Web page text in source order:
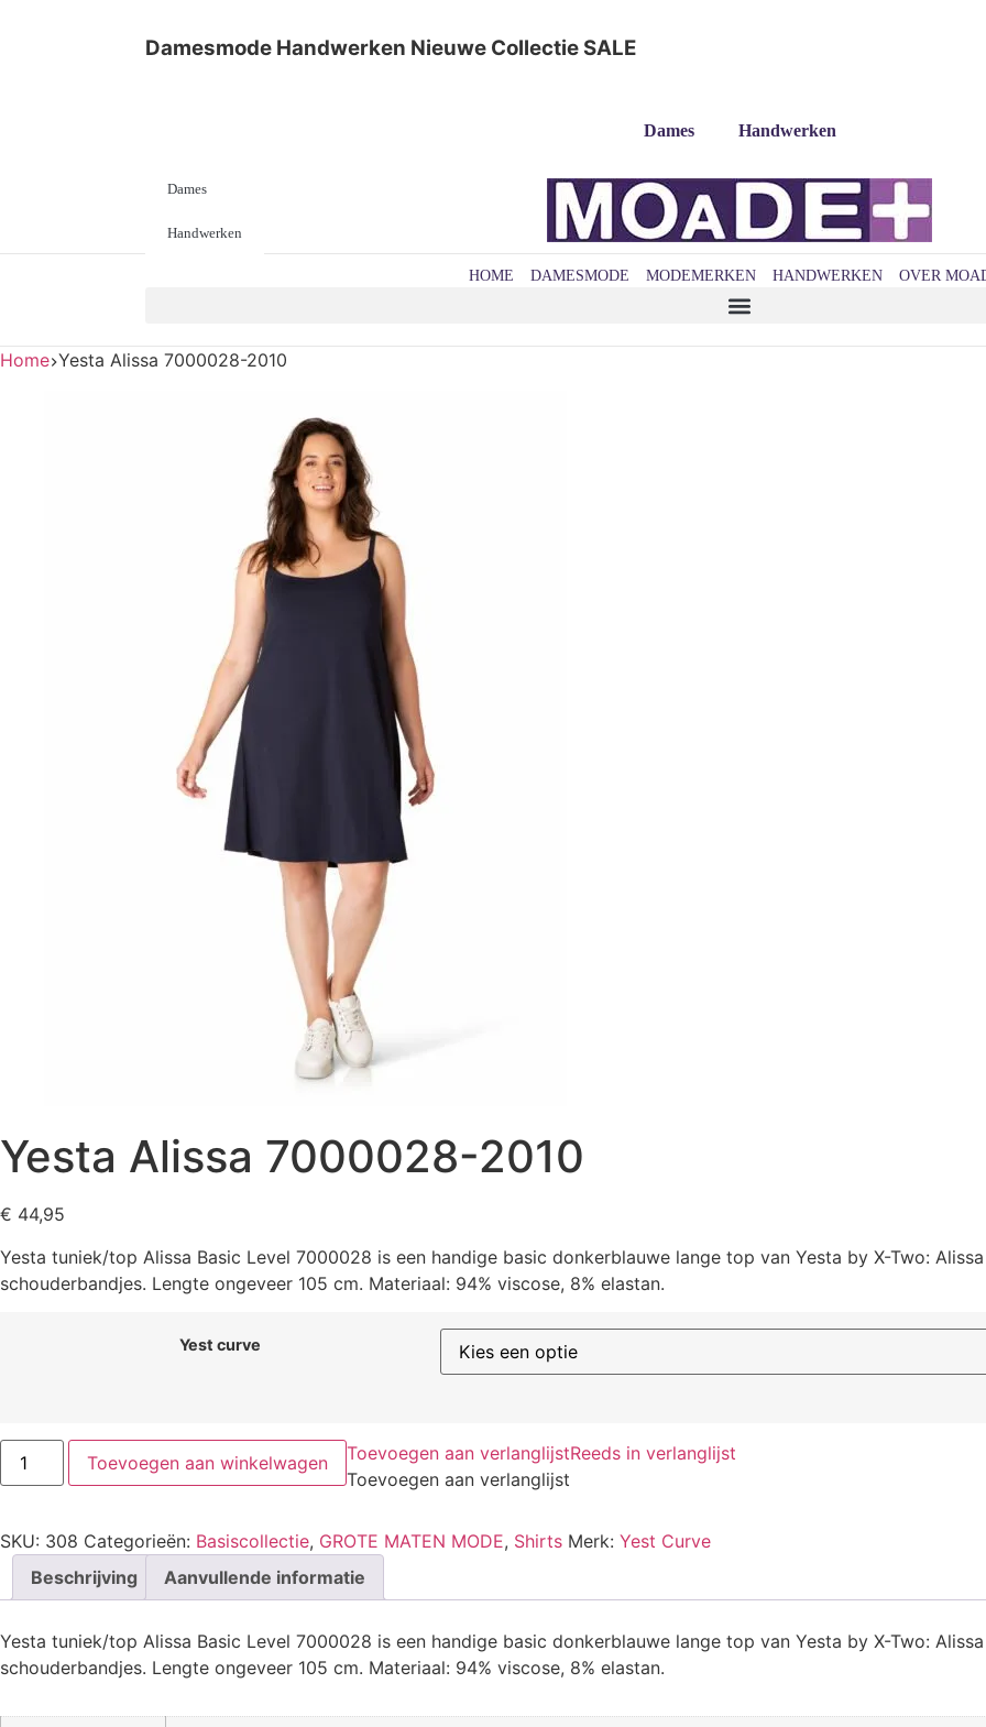
Damesmode Handwerken Nieuwe Collectie SALE
Dames Handwerken
Dames
Handwerken
HOME DAMESMODE MODEMERKEN HANDWERKEN OVER
Home Yesta Alissa 7000028-2010
Yesta Alissa 7000028-2010
€ 44,95
Yesta tuniek/top Alissa Basic Level 7000028 is een handige basic donkerblauwe lange top van Yesta by X-Two:
schouderbandjes. Lengte ongeveer 105 cm. Materiaal: 94% viscose, 8% elastan.
Yest curve
Toevoegen aan winkelwagen Toevoegen aan verlanglijstReeds in verlanglijst
Toevoegen aan verlanglijst
SKU: 308 Categorieën: Basiscollectie, GROTE MATEN MODE, Shirts Merk: Yest Curve
Beschrijving
Aanvullende informatie
Yesta tuniek/top Alissa Basic Level 7000028 is een handige basic donkerblauwe lange top van Yesta by X-Two:
schouderbandjes. Lengte ongeveer 105 cm. Materiaal: 94% viscose, 8% elastan.